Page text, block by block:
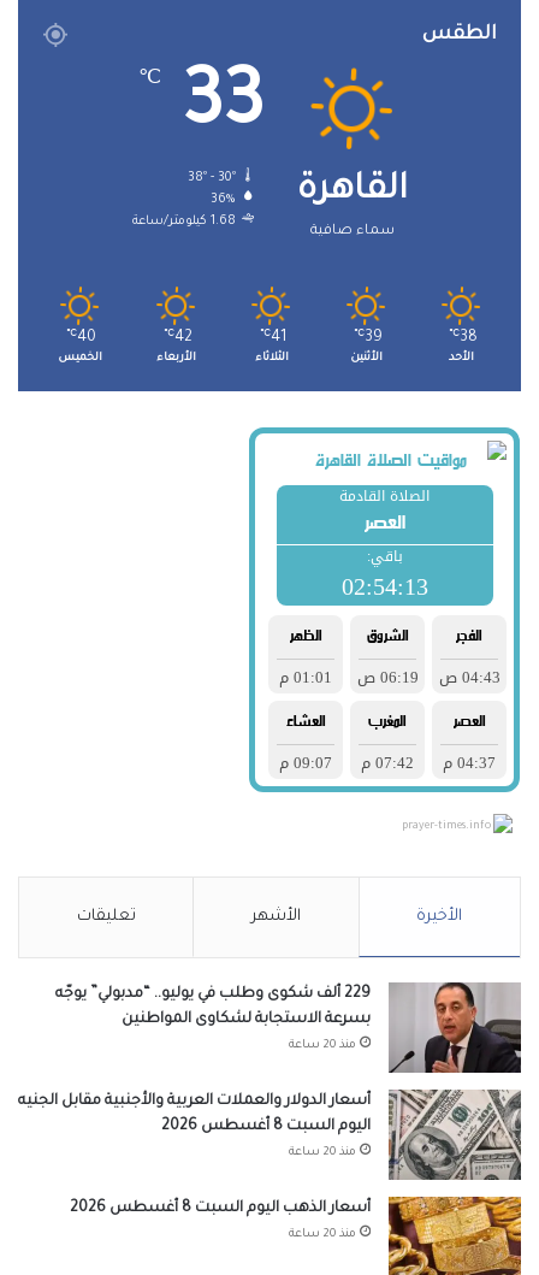
الطقس
القاهرة
سماء صافية
33
℃
38º - 30º
36%
1.68 كيلومتر/ساعة
38
℃
الأحد
39
℃
الأثنين
41
℃
الثلاثاء
42
℃
الأربعاء
40
℃
الخميس
prayer-times.info
الأخيرة الأشهر تعليقات
229 ألف شكوى وطلب في يوليو.. “مدبولي” يوجّه
بسرعة الاستجابة لشكاوى المواطنين
منذ 20 ساعة
أسعار الدولار والعملات العربية والأجنبية مقابل الجنيه
اليوم السبت 8 أغسطس 2026
منذ 20 ساعة
أسعار الذهب اليوم السبت 8 أغسطس 2026
منذ 20 ساعة